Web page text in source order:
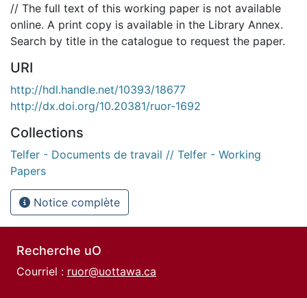
// The full text of this working paper is not available
online. A print copy is available in the Library Annex.
Search by title in the catalogue to request the paper.
URI
http://hdl.handle.net/10393/18677
http://dx.doi.org/10.20381/ruor-1692
Collections
Telfer - Documents de travail // Telfer - Working
Papers
Notice complète
Recherche uO
Courriel : ruor@uottawa.ca